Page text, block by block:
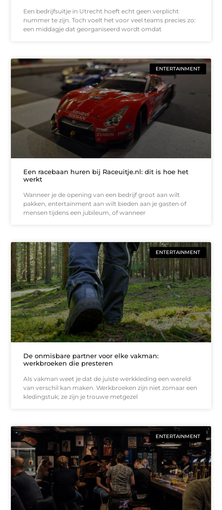
Een bedrijfsuitje in Utrecht hoeft echt geen verplicht
nummer te zijn. Toch voelt het voor veel teams precies zo:
een middagje dat georganiseerd wordt omdat
ENTERTAINMENT
Een racebaan huren bij Raceuitje.nl: dit is hoe het
werkt
Wanneer je de opening van een bedrijf groot aan wilt
pakken, entertainment aan wilt bieden aan je gasten of
mensen tijdens een jubileum, of wanneer
ENTERTAINMENT
De onmisbare partner voor elke vakman:
werkbroeken die presteren
Als vakman weet je dat de juiste werkkleding een wereld
van verschil kan maken. Werkbroeken zijn niet zomaar een
kledingstuk; ze zijn je trouwe metgezel
ENTERTAINMENT